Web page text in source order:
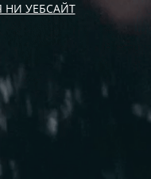
НИ УЕБСАЙТ